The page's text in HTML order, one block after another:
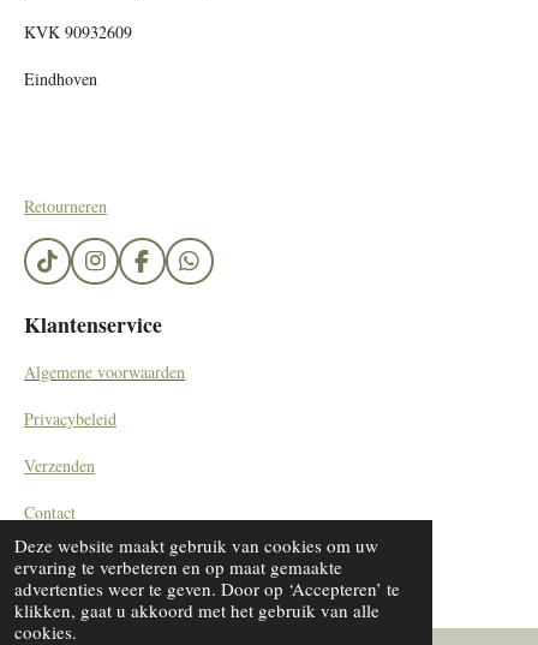
Deze website maakt gebruik van cookies om uw
ervaring te verbeteren en op maat gemaakte
advertenties weer te geven. Door op ‘Accepteren’ te
klikken, gaat u akkoord met het gebruik van alle
cookies.
KVK 90932609
Eindhoven
Retourneren
T
i
T
k
I
n
t
g
a
F
a
c
e
o
W
h
Klantenservice
Algemene voorwaarden
Privacybeleid
Verzenden
Contact
© 2023 - 2024 SieradenByDiana/ by Kemerinkdesign